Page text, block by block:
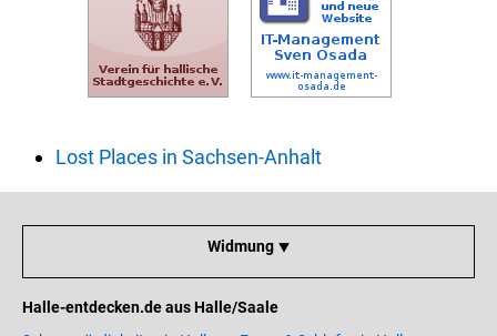
Lost Places in Sachsen-Anhalt
Widmung ⯆
Halle-entdecken.de aus Halle/Saale